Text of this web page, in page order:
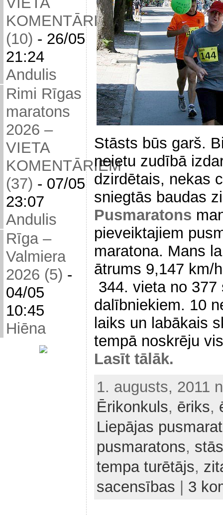
KOMENTĀRIEM
(10) - 26/05
21:24
Andulis
Rimi Rīgas
maratons
2026 –
VIETA
KOMENTĀRIEM
(37) - 07/05
23:07
Andulis
Rīga –
Valmiera
2026 (5) -
04/05
10:45
Hiēna
Stāsts būs garš.
neietu zudībā
dzirdētais, nekas
sniegtās baudas
Pusmaratons
pieveiktajiem
maratona. Mans
ātrums 9,147 km/
344. vieta no 377
dalībniekiem. 10
laiks un labākais
tempā noskrēju
Lasīt tālāk.
1. augusts, 2011
Ērikonkuls, ēriks,
Liepājas
pusmaratons,
tempa turētājs,
sacensības
3